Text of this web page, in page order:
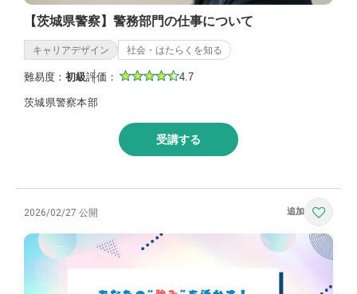
【茨城県警察】警務部門の仕事について
キャリアデザイン 社会・はたらくを知る
難易度： 初級評価： 4.7
茨城県警察本部
受講する
2026/02/27 公開